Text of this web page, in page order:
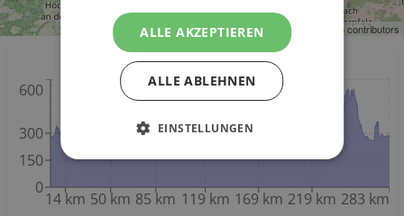
Leaflet| © OpenStreetMapcontributors
Höhenmeter
14 km 50 km 85 km 119 km 169 km 219 km 283 km
0
150
300
600
ALLE AKZEPTIEREN
ALLE ABLEHNEN
EINSTELLUNGEN